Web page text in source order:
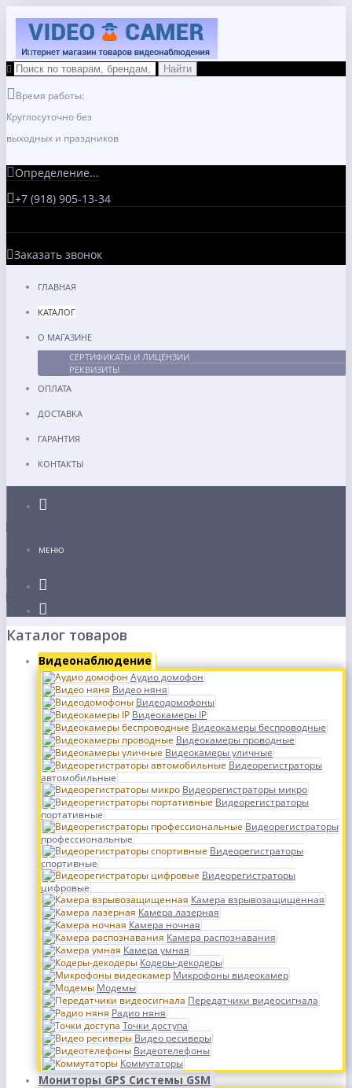
Время работы:
Круглосуточно без
выходных и праздников
Определение...
+7 (918) 905-13-34
Заказать звонок
ГЛАВНАЯ
КАТАЛОГ
О МАГАЗИНЕ
СЕРТИФИКАТЫ И ЛИЦЕНЗИИ
РЕКВИЗИТЫ
ОПЛАТА
ДОСТАВКА
ГАРАНТИЯ
КОНТАКТЫ
МЕНЮ
Каталог товаров
Видеонаблюдение
Аудио домофон
Видео няня
Видеодомофоны
Видеокамеры IP
Видеокамеры беспроводные
Видеокамеры проводные
Видеокамеры уличные
Видеорегистраторы
автомобильные
Видеорегистраторы микро
Видеорегистраторы
портативные
Видеорегистраторы
профессиональные
Видеорегистраторы
спортивные
Видеорегистраторы
цифровые
Камера взрывозащищенная
Камера лазерная
Камера ночная
Камера распознавания
Камера умная
Кодеры-декодеры
Микрофоны видеокамер
Модемы
Передатчики видеосигнала
Радио няня
Точки доступа
Видео ресиверы
Видеотелефоны
Коммутаторы
Мониторы GPS Системы GSM